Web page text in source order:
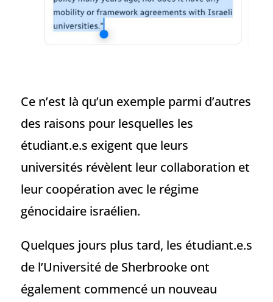
Ce n’est là qu’un exemple parmi d’autres
des raisons pour lesquelles les
étudiant.e.s exigent que leurs
universités révèlent leur collaboration et
leur coopération avec le régime
génocidaire israélien.
Quelques jours plus tard, les étudiant.e.s
de l’Université de Sherbrooke ont
également commencé un nouveau